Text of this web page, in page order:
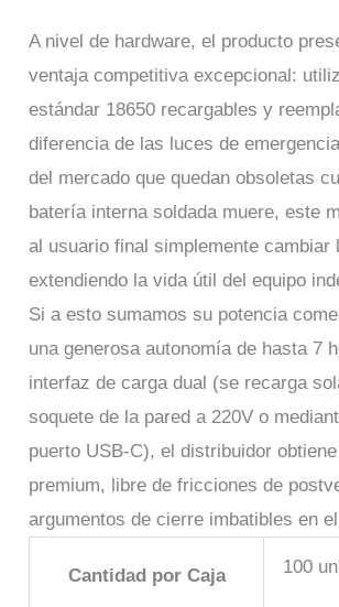
A nivel de hardware, el producto
ventaja competitiva excepcional:
estándar 18650 recargables y
diferencia de las luces de
del mercado que quedan obsoletas
batería interna soldada muere, este
al usuario final simplemente cambiar
extendiendo la vida útil del equipo
Si a esto sumamos su potencia
una generosa autonomía de hasta 7
interfaz de carga dual (se recarga
soquete de la pared a 220V o
puerto USB-C), el distribuidor
premium, libre de fricciones de
argumentos de cierre imbatibles en
Cantidad por Caja 100